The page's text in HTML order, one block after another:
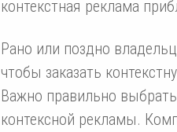
контекстная реклама
Рано или поздно
чтобы заказать
Важно правильно
контексной рекламы.